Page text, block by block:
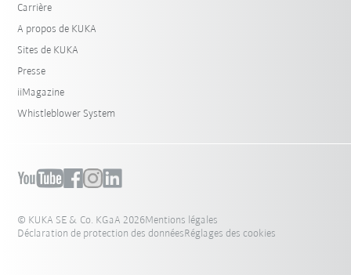
Carrière
A propos de KUKA
Sites de KUKA
Presse
iiMagazine
Whistleblower System
© KUKA SE & Co. KGaA 2026Mentions légales
Déclaration de protection des donnéesRéglages des cookies